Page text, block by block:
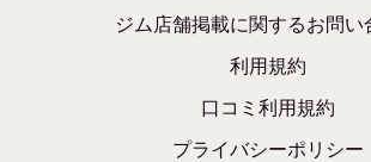
ジム店舗掲載に関するお問い
利用規約
口コミ利用規約
プライバシーポリシー